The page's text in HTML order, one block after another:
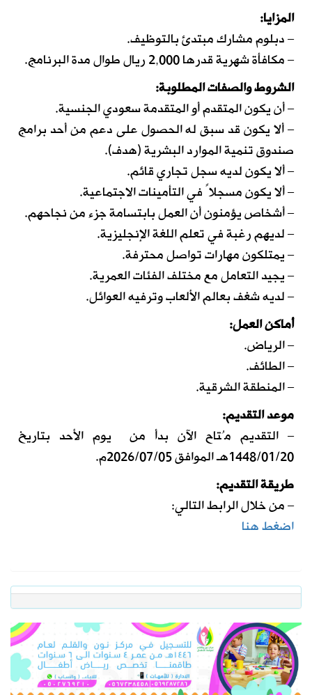
المزايا:
– دبلوم مشارك مبتدئ بالتوظيف.
– مكافأة شهرية قدرها 2,000 ريال طوال مدة البرنامج.
الشروط والصفات المطلوبة:
– أن يكون المتقدم أو المتقدمة سعودي الجنسية.
– ألا يكون قد سبق له الحصول على دعم من أحد برامج
صندوق تنمية الموارد البشرية (هدف).
– ألا يكون لديه سجل تجاري قائم.
– ألا يكون مسجلاً في التأمينات الاجتماعية.
– أشخاص يؤمنون أن العمل بابتسامة جزء من نجاحهم.
– لديهم رغبة في تعلم اللغة الإنجليزية.
– يمتلكون مهارات تواصل محترفة.
– يجيد التعامل مع مختلف الفئات العمرية.
– لديه شغف بعالم الألعاب وترفيه العوائل.
أماكن العمل:
– الرياض.
– الطائف.
– المنطقة الشرقية.
موعد التقديم:
– التقديم مُتاح الآن بدأ من يوم الأحد بتاريخ
1448/01/20هـ الموافق 2026/07/05م.
طريقة التقديم:
– من خلال الرابط التالي:
اضغط هنا